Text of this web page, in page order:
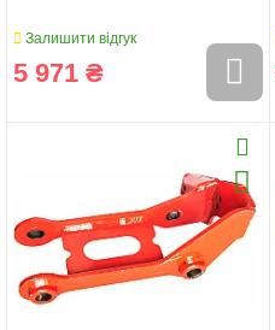
Залишити відгук
5 971 ₴